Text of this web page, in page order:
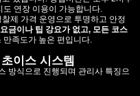
연장 이용이 가능합니다.
제 가격 운영으로 투명하고 안정
금이나 팁 강요가 없고, 모든 코스
만족도가 높은 편입니다.
이스 시스템
방식으로 진행되며 관리사 특징으